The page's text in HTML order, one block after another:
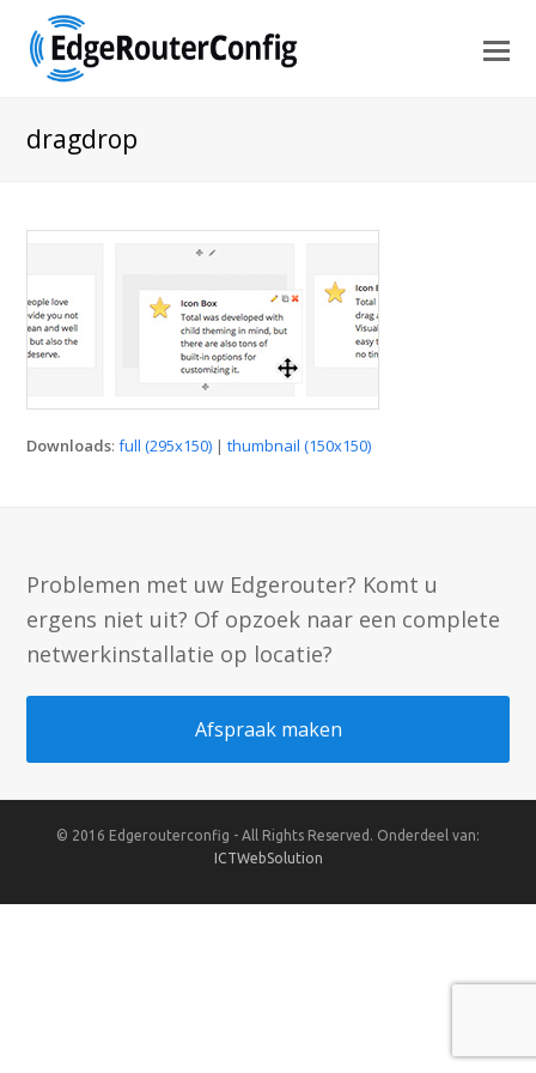
dragdrop
Downloads:full (295x150) |thumbnail (150x150)
Problemen met uw Edgerouter? Komt u
ergens niet uit? Of opzoek naar een complete
netwerkinstallatie op locatie?
Afspraak maken
© 2016 Edgerouterconfig - All Rights Reserved. Onderdeel van:
ICTWebSolution